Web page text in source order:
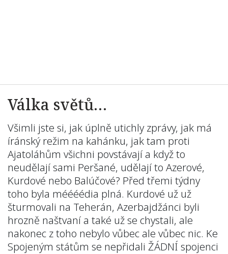
Válka světů…
Všimli jste si, jak úplně utichly zprávy, jak má
íránský režim na kahánku, jak tam proti
Ajatoláhům všichni povstávají a když to
neudělají sami Peršané, udělají to Azerové,
Kurdové nebo Balúčové? Před třemi týdny
toho byla méééédia plná. Kurdové už už
šturmovali na Teherán, Azerbajdžánci byli
hrozně naštvaní a také už se chystali, ale
nakonec z toho nebylo vůbec ale vůbec nic. Ke
Spojeným státům se nepřidali ŽÁDNÍ spojenci